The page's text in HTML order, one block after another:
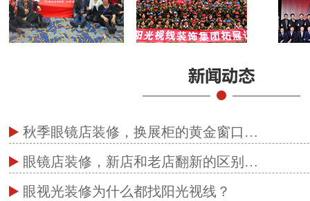
秋季眼镜店装修，换展柜的黄金窗口…
眼镜店装修，新店和老店翻新的区别…
眼视光装修为什么都找阳光视线？